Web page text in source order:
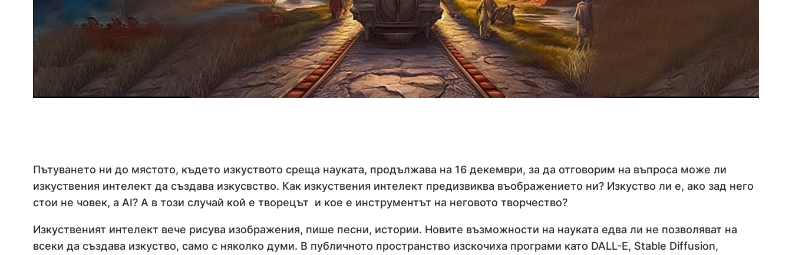
Пътуването ни до мястото, където изкуството среща науката, продължава на 16 декември, за да отговорим на въпроса може ли
изкуствения интелект да създава изкусвство. Как изкуствения интелект предизвиква въображението ни? Изкуство ли е, ако зад него
стои не човек, а AI? А в този случай кой е творецът и кое е инструментът на неговото творчество?
Изкуственият интелект вече рисува изображения, пише песни, истории. Новите възможности на науката едва ли не позволяват на
всеки да създава изкуство, само с няколко думи. В публичното пространство изскочиха програми като DALL-E, Stable Diffusion,